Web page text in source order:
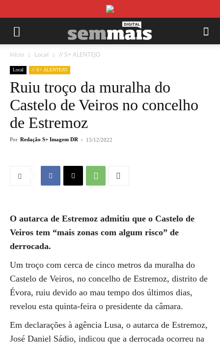
Início Local // S+ ALENTEJO
Local // S+ ALENTEJO
Ruiu troço da muralha do
Castelo de Veiros no concelho
de Estremoz
Por Redação S+ Imagem DR - 15/12/2022
O autarca de Estremoz admitiu que o Castelo de
Veiros tem “mais zonas com algum risco” de
derrocada.
Um troço com cerca de cinco metros da muralha do
Castelo de Veiros, no concelho de Estremoz, distrito de
Évora, ruiu devido ao mau tempo dos últimos dias,
revelou esta quinta-feira o presidente da câmara.
Em declarações à agência Lusa, o autarca de Estremoz,
José Daniel Sádio, indicou que a derrocada ocorreu na